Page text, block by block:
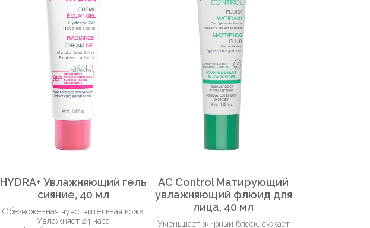
HYDRA+ Увлажняющий гель
сияние, 40 мл
Обезвоженная чувствительная кожа
Увлажняет 24 часа
AC Control Матирующий
увлажняющий флюид для
лица, 40 мл
Уменьшает жирный блеск, сужает